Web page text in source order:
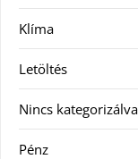
Klíma
Letöltés
Nincs kategorizálva
Pénz